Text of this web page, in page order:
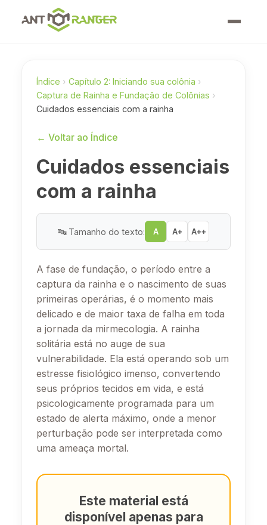
Índice › Capítulo 2: Iniciando sua colônia ›
Captura de Rainha e Fundação de Colônias ›
Cuidados essenciais com a rainha
← Voltar ao Índice
Cuidados essenciais
com a rainha
🔤 Tamanho do texto: A A+ A++
A fase de fundação, o período entre a
captura da rainha e o nascimento de suas
primeiras operárias, é o momento mais
delicado e de maior taxa de falha em toda
a jornada da mirmecologia. A rainha
solitária está no auge de sua
vulnerabilidade. Ela está operando sob um
estresse fisiológico imenso, convertendo
seus próprios tecidos em vida, e está
psicologicamente programada para um
estado de alerta máximo, onde a menor
perturbação pode ser interpretada como
uma ameaça mortal.
Este material está
disponível apenas para